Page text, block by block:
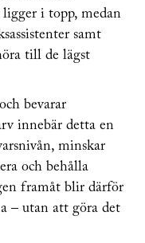
i topp, medan
samt
till de lägst
bevarar
innebär detta en
minskar
och behålla
framåt blir därför
– utan att göra det